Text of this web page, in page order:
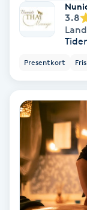
Osteopati
Permanent
Permanent
3.8
Presentkort